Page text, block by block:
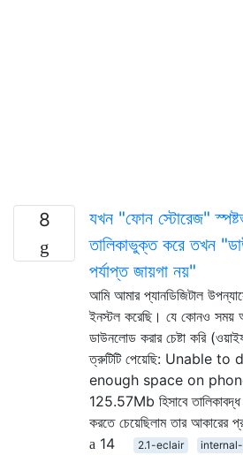
8
যখন "ফোন স্টোরেজ"
তালিকাভুক্ত করে তখন
পর্যাপ্ত জায়গা নয়"
আমি আমার প্যানডিজিটাল
ইনস্টল করেছি। যে কোনও সময়
ডাউনলোড করার চেষ্টা করি
ত্রুটিটি পেয়েছি: Unable
enough space on phone.
125.57Mb হিসাবে
করতে চেয়েছিলাম তার আকারের
14
2.1-eclair